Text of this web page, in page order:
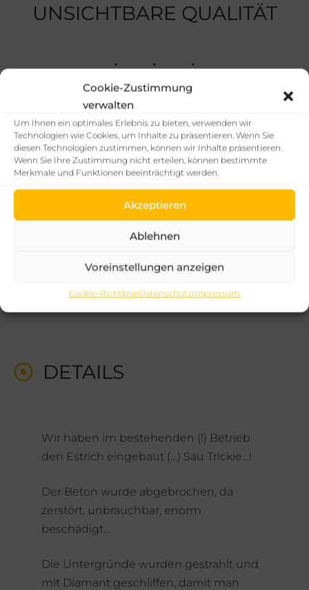
Cookie-Zustimmung
verwalten
Um Ihnen ein optimales Erlebnis zu bieten, verwenden wir
Technologien wie Cookies, um Inhalte zu präsentieren. Wenn Sie
diesen Technologien zustimmen, können wir Inhalte präsentieren.
Wenn Sie Ihre Zustimmung nicht erteilen, können bestimmte
Merkmale und Funktionen beeinträchtigt werden.
Akzeptieren
Ablehnen
Voreinstellungen anzeigen
Cookie-RichtlinieDatenschutzImpressum
UNSICHTBARE QUALITÄT
DETAILS
Wir haben im bestehenden (!) Betrieb
den Estrich eingebaut (…) Sau Trickie…!
Der Beton wurde abgebrochen, da
zerstört, unbrauchbar, enorm
beschädigt…
Die Untergründe wurden gestrahlt und
mit Diamant geschliffen, damit man